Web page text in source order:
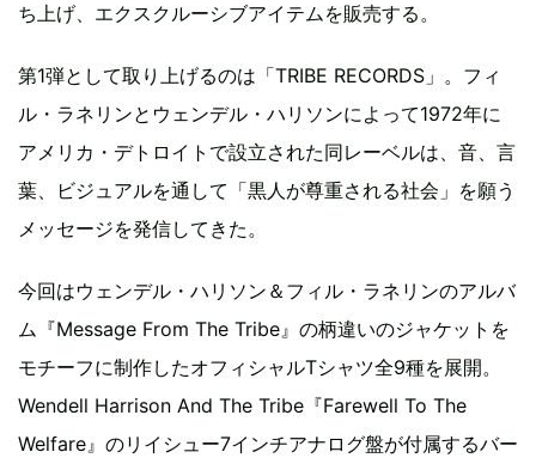
ち上げ、エクスクルーシブアイテムを販売する。
第1弾として取り上げるのは「TRIBE RECORDS」。フィ
ル・ラネリンとウェンデル・ハリソンによって1972年に
アメリカ・デトロイトで設立された同レーベルは、音、言
葉、ビジュアルを通して「黒人が尊重される社会」を願う
メッセージを発信してきた。
今回はウェンデル・ハリソン＆フィル・ラネリンのアルバ
ム『Message From The Tribe』の柄違いのジャケットを
モチーフに制作したオフィシャルTシャツ全9種を展開。
Wendell Harrison And The Tribe『Farewell To The
Welfare』のリイシュー7インチアナログ盤が付属するバー